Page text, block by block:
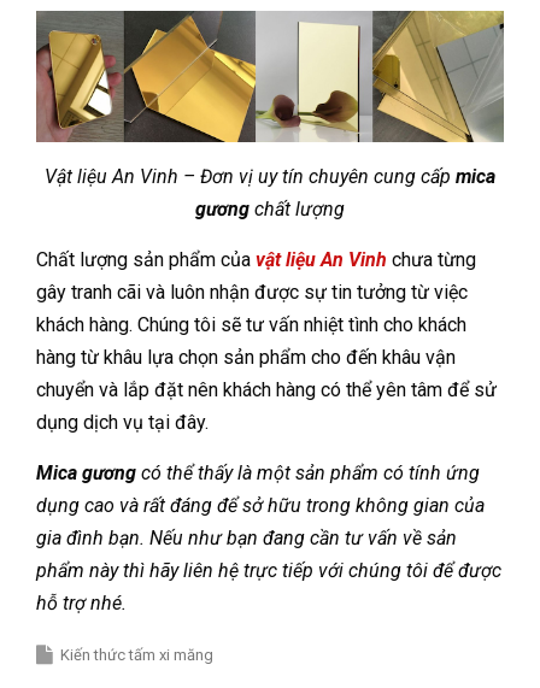
Vật liệu An Vinh – Đơn vị uy tín chuyên cung cấp mica
gương chất lượng
Chất lượng sản phẩm của vật liệu An Vinh chưa từng
gây tranh cãi và luôn nhận được sự tin tưởng từ việc
khách hàng. Chúng tôi sẽ tư vấn nhiệt tình cho khách
hàng từ khâu lựa chọn sản phẩm cho đến khâu vận
chuyển và lắp đặt nên khách hàng có thể yên tâm để sử
dụng dịch vụ tại đây.
Mica gương có thể thấy là một sản phẩm có tính ứng
dụng cao và rất đáng để sở hữu trong không gian của
gia đình bạn. Nếu như bạn đang cần tư vấn về sản
phẩm này thì hãy liên hệ trực tiếp với chúng tôi để được
hỗ trợ nhé.
Kiến thức tấm xi măng